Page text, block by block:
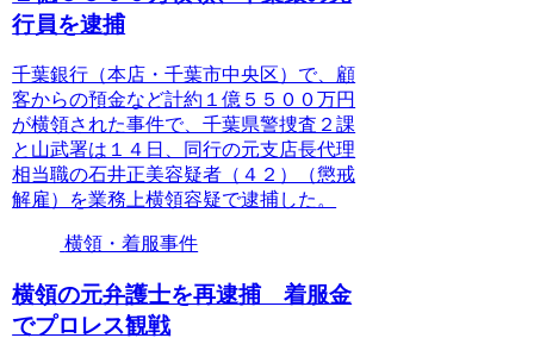
行員を逮捕
千葉銀行（本店・千葉市中央区）で、顧
客からの預金など計約１億５５００万円
が横領された事件で、千葉県警捜査２課
と山武署は１４日、同行の元支店長代理
相当職の石井正美容疑者（４２）（懲戒
解雇）を業務上横領容疑で逮捕した。
横領・着服事件
横領の元弁護士を再逮捕 着服金
でプロレス観戦